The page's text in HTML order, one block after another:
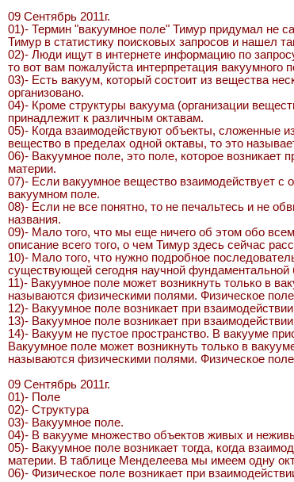
09 Сентябрь 2011г.
01)- Термин "вакуумное поле" Тимур придумал не
Тимур в статистику поисковых запросов и нашел
02)- Люди ищут в интернете информацию по
то вот вам пожалуйста интерпретация вакуумного
03)- Есть вакуум, который состоит из вещества
организовано.
04)- Кроме структуры вакуума (организации
принадлежит к различным октавам.
05)- Когда взаимодействуют объекты, сложенные
вещество в пределах одной октавы, то это
06)- Вакуумное поле, это поле, которое
материи.
07)- Если вакуумное вещество взаимодействует с
вакуумном поле.
08)- Если не все понятно, то не печальтесь и не
названия.
09)- Мало того, что мы еще ничего об этом обо
описание всего того, о чем Тимур здесь сейчас
10)- Мало того, что нужно подробное
существующей сегодня научной фундаментальной
11)- Вакуумное поле может возникнуть только в
называются физическими полями. Физическое
12)- Вакуумное поле возникает при
13)- Вакуумное поле возникает при
14)- Вакуум не пустое пространство. В вакууме
Вакуумное поле может возникнуть только в
называются физическими полями. Физическое
09 Сентябрь 2011г.
01)- Поле
02)- Структура
03)- Вакуумное поле.
04)- В вакууме множество объектов живых и
05)- Вакуумное поле возникает тогда, когда
материи. В таблице Менделеева мы имеем одну
06)- Физическое поле возникает при